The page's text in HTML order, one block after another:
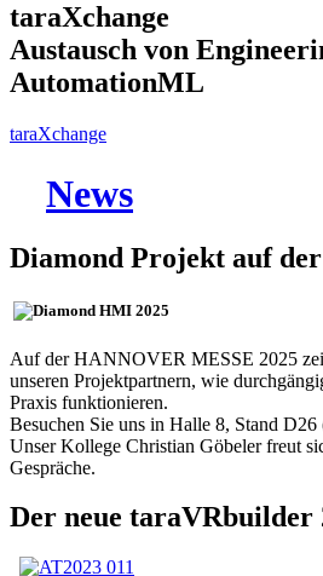
taraXchange
Austausch von
AutomationML
taraXchange
News
Diamond Projekt auf
Auf der HANNOVER MESSE 2025
unseren Projektpartnern, wie
Praxis funktionieren.
Besuchen Sie uns in Halle 8, Stand
Unser Kollege Christian Göbeler freut
Gespräche.
Der neue taraVRbuilder